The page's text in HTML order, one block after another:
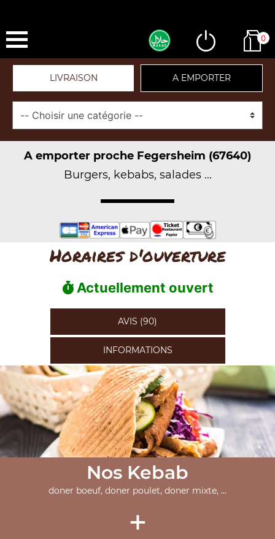
0
LIVRAISON A EMPORTER
A emporter proche Fegersheim (67640)
Burgers, kebabs, salades ...
Horaires d'ouverture
Actuellement ouvert
AVIS (90)
INFORMATIONS
Nos Kebab
doner boeuf, doner poulet, doner mixte, ...
+